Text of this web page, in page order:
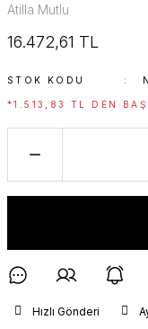
Atilla Mutlu
16.472,61 TL
STOK KODU
*1.513,83 TL DEN
Hızlı Gönderi